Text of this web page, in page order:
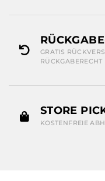
GRATIS
RÜCKGABERECHT
STORE
KOSTENFREIE